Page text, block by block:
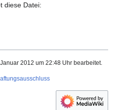
diese Datei:
2012 um 22:48 Uhr bearbeitet.